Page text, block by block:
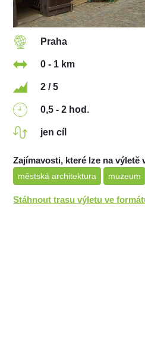
Praha
0 - 1 km
2 / 5
0,5 - 2 hod.
jen cíl
Zajímavosti, které lze na výletě
městská architektura muzeum
Stáhnout trasu výletu ve